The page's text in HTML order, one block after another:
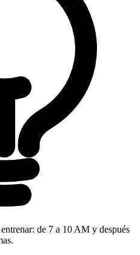
de 7 a 10 AM y después